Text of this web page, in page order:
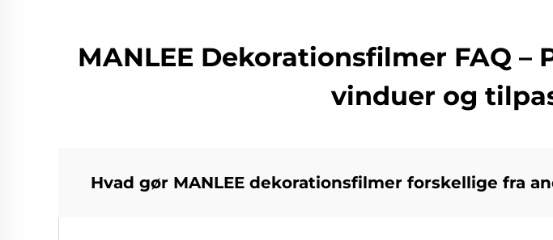
MANLEE Dekorationsfilmer FAQ
vinduer og
Hvad gør MANLEE dekorationsfilmer forskellige fra